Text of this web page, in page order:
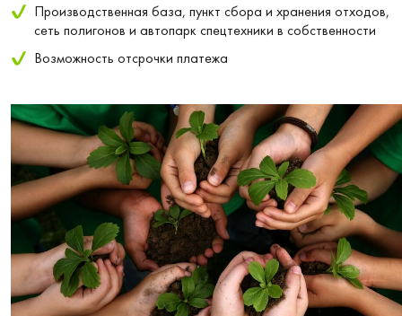
Производственная база, пункт сбора и хранения отходов,
сеть полигонов и автопарк спецтехники в собственности
Возможность отсрочки платежа